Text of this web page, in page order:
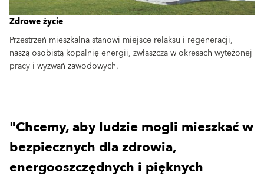
Zdrowe życie
Przestrzeń mieszkalna stanowi miejsce relaksu i regeneracji,
naszą osobistą kopalnię energii, zwłaszcza w okresach wytężonej
pracy i wyzwań zawodowych.
"Chcemy, aby ludzie mogli mieszkać w
bezpiecznych dla zdrowia,
energooszczędnych i pięknych